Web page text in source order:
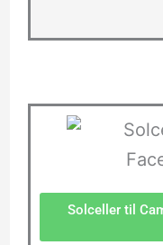
Solceller til